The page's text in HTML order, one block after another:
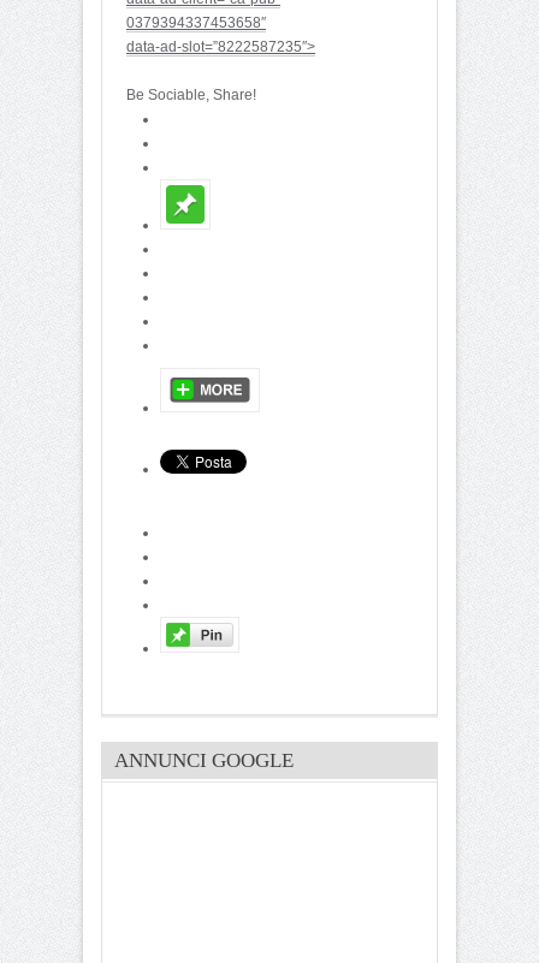
0379394337453658″
data-ad-slot=”8222587235″>
Be Sociable, Share!
ANNUNCI GOOGLE